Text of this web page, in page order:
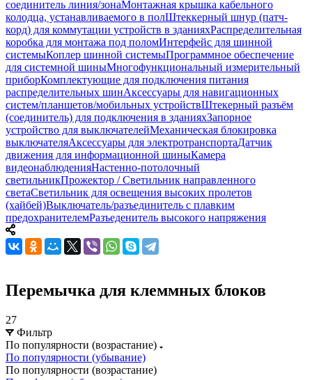
соединитель линия/зонаМонтажная крышка кабельного
колодца, устанавливаемого в полШтеккерный шнур (патч-
корд) для коммутации устройств в зданияхРаспределительная
коробка для монтажа под поломИнтерфейс для шинной
системыКоплер шинной системыПрограммное обеспечение
для системной шиныМногофункциональный измерительный
приборКомплектующие для подключения питания
распределительных шинАксессуары для навигационных
систем/планшетов/мобильных устройствШтекерный разъём
(соединитель) для подключения в зданияхЗапорное
устройство для выключателейМеханическая блокировка
выключателяАксессуары для электротранспортаДатчик
движения для информационной шиныКамера
видеонаблюденияНастенно-потолочный
светильникПрожектор / Светильник направленного
светаСветильник для освещения высоких пролетов
(хайбей)Выключатель/разъединитель с плавким
предохранителемРазъеденитель высокого напряжения
Перемычка для клеммных блоков
27
Фильтр
По популярности (возрастание)
По популярности (убывание)
По популярности (возрастание)